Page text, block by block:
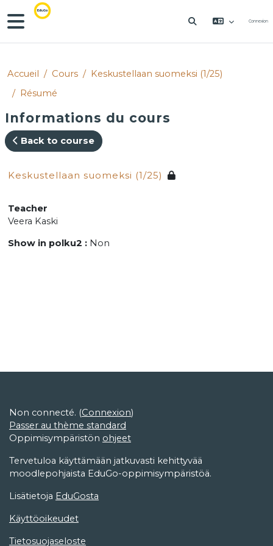
Passer au contenu principal
Panneau latéral
ACTIVER/ Connexion
Accueil Cours
Keskustellaan suomeksi (1/25)
Résumé
Informations du cours
Back to course
Keskustellaan suomeksi (1/25)
Teacher
Veera Kaski
Show in polku2 : Non
Non connecté. (Connexion)
Passer au thème standard
Oppimisympäristön ohjeet
Tervetuloa käyttämään jatkuvasti kehittyvää
moodlepohjaista EduGo-oppimisympäristöä.
Lisätietoja EduGosta
Käyttöoikeudet
Tietosuojaseloste